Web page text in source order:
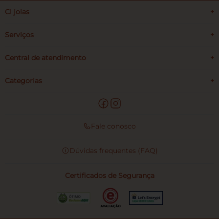
Cl joias +
Serviços +
Central de atendimento +
Categorias +
Fale conosco
Dúvidas frequentes (FAQ)
Certificados de Segurança